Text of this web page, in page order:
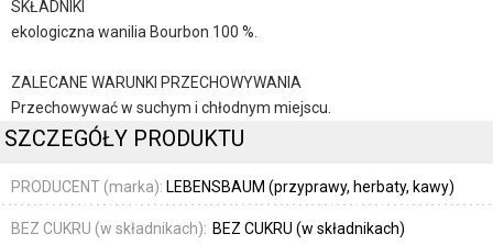
SKŁADNIKI
ekologiczna wanilia Bourbon 100 %.
ZALECANE WARUNKI PRZECHOWYWANIA
Przechowywać w suchym i chłodnym miejscu.
SZCZEGÓŁY PRODUKTU
PRODUCENT (marka): LEBENSBAUM (przyprawy, herbaty, kawy)
BEZ CUKRU (w składnikach): BEZ CUKRU (w składnikach)